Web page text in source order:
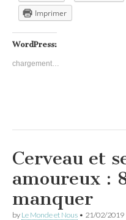
Imprimer
WordPress:
chargement…
Cerveau et
amoureux :
manquer
by Le Monde et Nous • 21/02/2019